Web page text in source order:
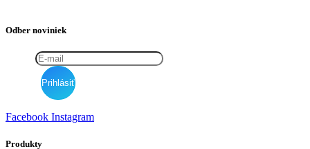
Odber noviniek
Facebook Instagram
Produkty